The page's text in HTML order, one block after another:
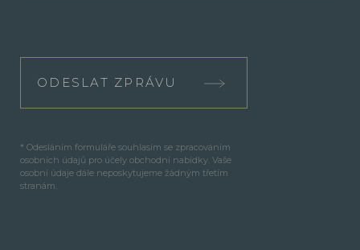
ODESLAT ZPRÁVU
* Odesláním formuláře souhlasím se zpracováním
osobních údajů pro účely obchodní nabídky. Vaše
osobní údaje dále neposkytujeme žádným třetím
stranám.